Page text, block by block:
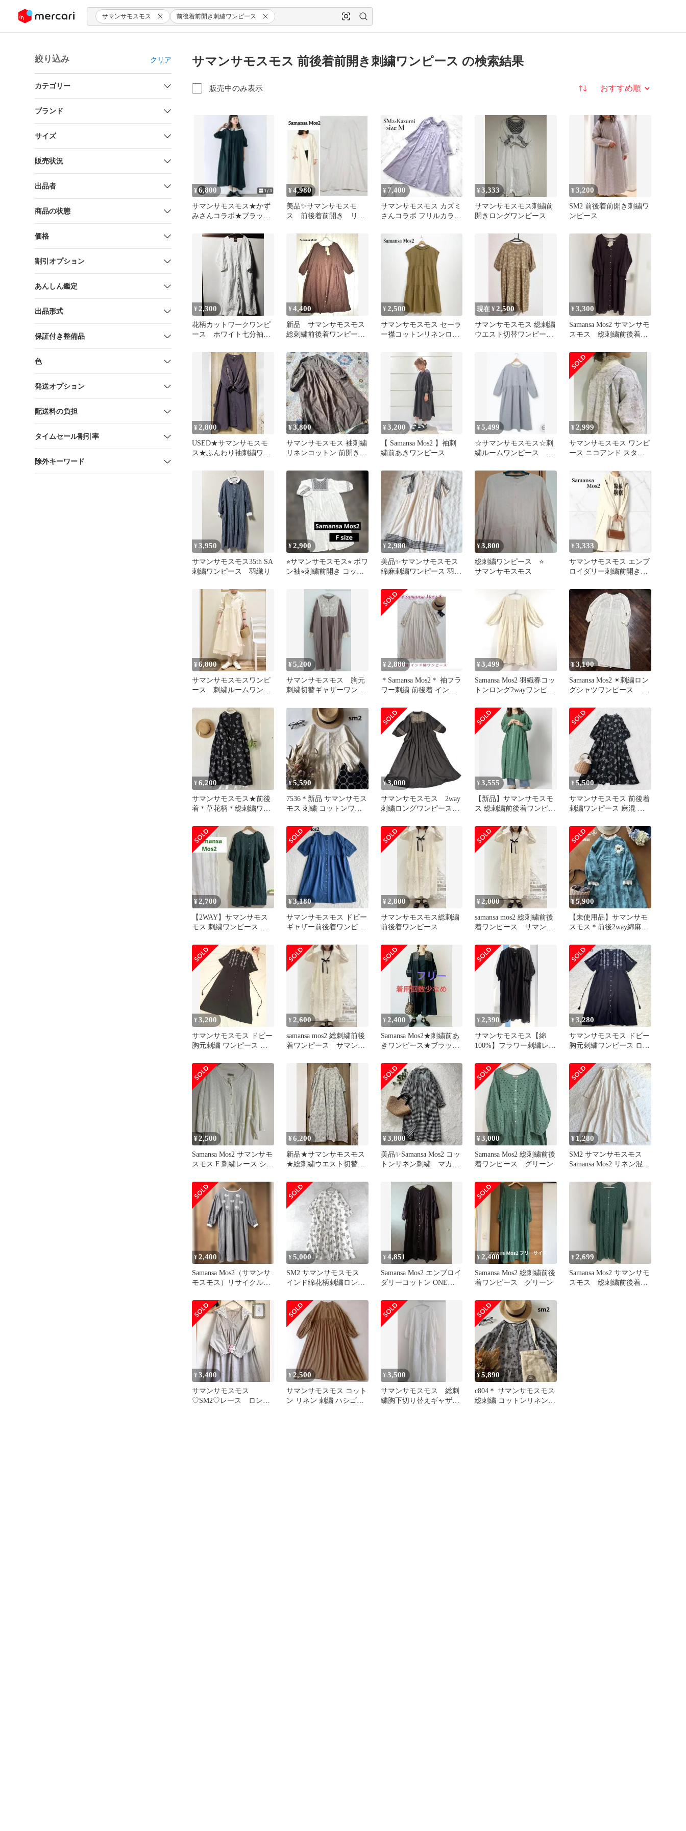
ツにスキップ サマンサモスモス 前後着前開き刺繍ワンピース
絞り込み クリア
カテゴリー
ブランド
サイズ
販売状況
出品者
商品の状態
価格
割引オプション
あんしん鑑定
出品形式
保証付き整備品
色
発送オプション
配送料の負担
タイムセール割引率
除外キーワード
サマンサモスモス 前後着前開き刺繍ワンピース の検索結果
販売中のみ表示 並び替え
¥6,800
サマンサモスモス★かず
みさんコラボ★ブラック
ラーワンピース
¥4,980
美品✨サマンサモスモ
ス 前後着前開き リネ
ロング 2way
¥7,400
サマンサモスモス カズミ
さんコラボ フリルカラー
麻混
¥3,333
サマンサモスモス刺繍前
開きロングワンピース
¥3,200
SM2 前後着前開き刺繍ワ
ンピース
¥ 2,300
花柄カットワークワンピ
ース ホワイト七分袖
¥4,400
新品 サマンサモスモス
総刺繍前後着ワンピース
¥2,500
サマンサモスモス セーラ
ー襟コットンリネンロン
刺繍 春夏
現在 ¥2,500
サマンサモスモス 総刺繍
ウエスト切替ワンピース
¥3,300
Samansa Mos2 サマンサモ
スモス 総刺繍前後着ワ
¥ 2,800
USED★サマンサモスモ
ス★ふんわり袖刺繍ワン
¥3,800
サマンサモスモス 袖刺繍
リネンコットン 前開きロ
¥3,200
【 Samansa Mos2 】袖刺
繍前あきワンピース
¥5,499
☆サマンサモスモス☆刺
繍ルームワンピース グ
¥2,999
サマンサモスモス ワンピ
ース ニコアンド スタデ
¥3,950
サマンサモスモス35th SA
刺繍ワンピース 羽織り
¥2,900
⭐︎サマンサモスモス⭐︎ ポワ
ン袖⭐︎刺繍前開き コット
¥2,980
美品✨サマンサモスモス
綿麻刺繍ワンピース 羽織
¥3,800
総刺繍ワンピース ⭐
サマンサモスモス
¥3,333
サマンサモスモス エンブ
ロイダリー刺繍前開きワ
¥6,800
サマンサモスモスワンピ
ース 刺繍ルームワンピ
¥5,200
サマンサモスモス 胸元
刺繍切替ギャザーワンピ
¥ 2,880
＊Samansa Mos2＊ 袖フラ
ワー刺繍 前後着 インド
¥ 3,499
Samansa Mos2 羽織春コッ
トンロング2wayワンピー
¥3,100
Samansa Mos2 ✴︎刺繍ロン
グシャツワンピース 羽
¥6,200
サマンサモスモス★前後
着＊草花柄＊総刺繍ワン
¥5,590
7536＊新品 サマンサモス
モス 刺繍 コットンワン
¥3,000
サマンサモスモス 2way
刺繍ロングワンピース
り大きめ
¥3,555
【新品】サマンサモスモ
ス 総刺繍前後着ワンピー
¥5,500
サマンサモスモス 前後着
刺繍ワンピース 麻混 ゆ
¥2,700
【2WAY】サマンサモス
モス 刺繍ワンピース グ
¥3,180
サマンサモスモス ドビー
ギャザー前後着ワンピー
トン
¥ 2,800
サマンサモスモス総刺繍
前後着ワンピース
¥ 2,000
samansa mos2 総刺繍前後
着ワンピース サマンサ
¥5,900
【未使用品】サマンサモ
スモス＊前後2way綿麻総
ン
¥3,200
サマンサモスモス ドビー
胸元刺繍 ワンピース コ
¥ 2,600
samansa mos2 総刺繍前後
着ワンピース サマンサ
¥ 2,400
Samansa Mos2★刺繍前あ
きワンピース★ブラック
¥ 2,390
サマンサモスモス【綿
100%】フラワー刺繍レー
ル F
¥3,280
サマンサモスモス ドビー
胸元刺繍ワンピース ロン
開き
¥2,500
Samansa Mos2 サマンサモ
スモス F 刺繍レース シャ
¥6,200
新品★サマンサモスモス
★総刺繍ウエスト切替ワ
イズ
¥3,800
美品✨Samansa Mos2 コッ
トンリネン刺繍 マカベ
¥3,000
Samansa Mos2 総刺繍前後
着ワンピース グリーン
¥1,280
SM2 サマンサモスモス
Samansa Mos2 リネン混
生成り シャツワンピース
花柄 刺繍 総柄 ロング丈
ワンピース ゆったり コ
ットン 7分袖 ポケット 洗
える F フリーサイズ アイ
¥2,400
Samansa Mos2（サマンサ
モスモス）リサイクルコ
¥5,000
SM2 サマンサモスモス
インド綿花柄刺繍ロング
2way
¥4,851
Samansa Mos2 エンブロイ
ダリーコットン ONE
¥2,400
Samansa Mos2 総刺繍前後
着ワンピース グリーン
¥2,699
Samansa Mos2 サマンサモ
スモス 総刺繍前後着ワ
¥3,400
サマンサモスモス
♡SM2♡レース ロング
¥2,500
サマンサモスモス コット
ン リネン 刺繍 ハシゴレ
¥3,500
サマンサモスモス 総刺
繍胸下切り替えギャザー
¥5,890
c804＊ サマンサモスモス
総刺繍 コットンリネン